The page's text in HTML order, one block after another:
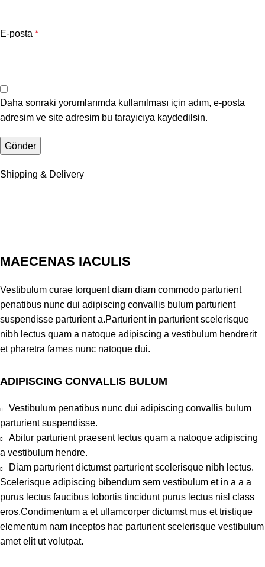
E-posta *
Daha sonraki yorumlarımda kullanılması için adım, e-posta
adresim ve site adresim bu tarayıcıya kaydedilsin.
Shipping & Delivery
MAECENAS IACULIS
Vestibulum curae torquent diam diam commodo parturient
penatibus nunc dui adipiscing convallis bulum parturient
suspendisse parturient a.Parturient in parturient scelerisque
nibh lectus quam a natoque adipiscing a vestibulum hendrerit
et pharetra fames nunc natoque dui.
ADIPISCING CONVALLIS BULUM
Vestibulum penatibus nunc dui adipiscing convallis bulum
parturient suspendisse.
Abitur parturient praesent lectus quam a natoque adipiscing
a vestibulum hendre.
Diam parturient dictumst parturient scelerisque nibh lectus.
Scelerisque adipiscing bibendum sem vestibulum et in a a a
purus lectus faucibus lobortis tincidunt purus lectus nisl class
eros.Condimentum a et ullamcorper dictumst mus et tristique
elementum nam inceptos hac parturient scelerisque vestibulum
amet elit ut volutpat.